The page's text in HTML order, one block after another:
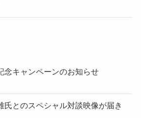
念キャンペーンのお知らせ
氏とのスペシャル対談映像が届き